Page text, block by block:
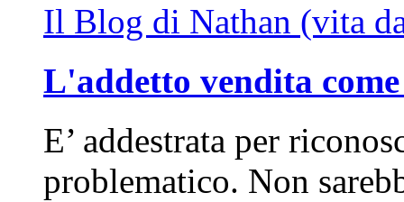
Il Blog di Nathan (vita
L'addetto vendita
E’ addestrata per
problematico. Non